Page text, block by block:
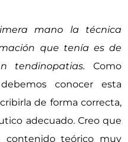
mano la técnica
que tenía es de
tendinopatias. Como
conocer esta
de forma correcta,
adecuado. Creo que
contenido teórico muy